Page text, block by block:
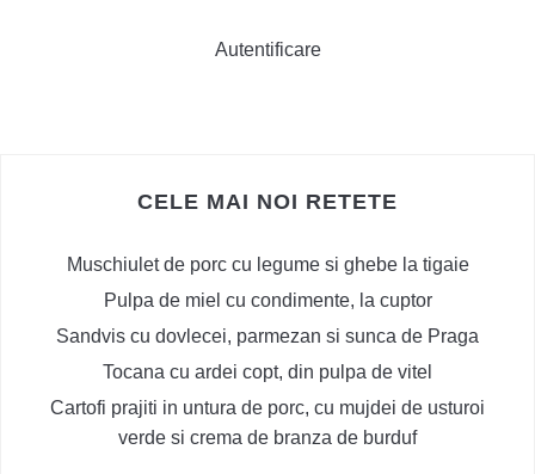
Autentificare
CELE MAI NOI RETETE
Muschiulet de porc cu legume si ghebe la tigaie
Pulpa de miel cu condimente, la cuptor
Sandvis cu dovlecei, parmezan si sunca de Praga
Tocana cu ardei copt, din pulpa de vitel
Cartofi prajiti in untura de porc, cu mujdei de usturoi
verde si crema de branza de burduf